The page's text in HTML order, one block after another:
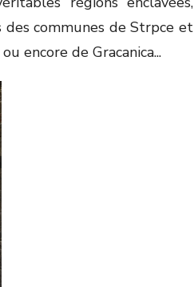
des communes de Strpce et
encore de Gracanica...